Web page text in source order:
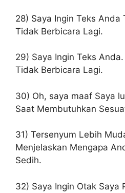
28) Saya Ingin Teks Anda
Tidak Berbicara Lagi.
29) Saya Ingin Teks
Tidak Berbicara Lagi.
30) Oh, saya maaf Saya
Saat Membutuhkan
31) Tersenyum Lebih
Menjelaskan Mengapa
Sedih.
32) Saya Ingin Otak Saya